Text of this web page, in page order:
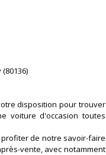
disposition pour trouver
voiture d'occasion toutes
de notre savoir-faire
vente, avec notamment